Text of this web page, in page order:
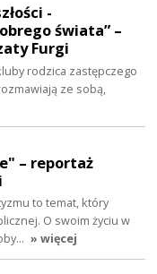
-
świata” –
Furgi
rodzica zastępczego
ze sobą,
– reportaż
to temat, który
O swoim życiu w
» więcej